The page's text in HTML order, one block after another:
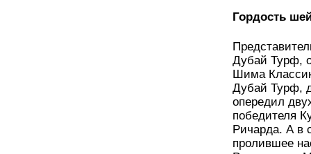
Гордость
Дубай Турф,
Шима
Дубай Турф,
опередил
победителя
Ричарда. А в
пролившее